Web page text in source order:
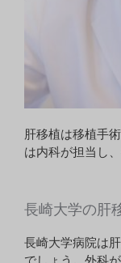
肝移植は移植手
は内科が担当し
長崎大学の肝
長崎大学病院は
でしょう。外科